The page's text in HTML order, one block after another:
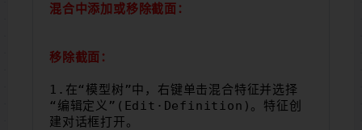
混合中添加或移除截面：
移除截面：
1.在“模型树”中，右键单击混合特征并选择
“编辑定义”(Edit·Definition)。特征创
建对话框打开。